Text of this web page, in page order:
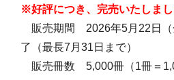
※好評につき、完売いたしま
販売期間 2026年5月22日（
了（最長7月31日まで）
販売冊数 5,000冊（1冊＝